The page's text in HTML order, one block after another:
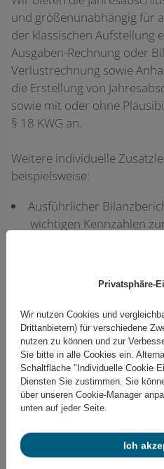
Privatsphäre-
Wir nutzen Cookies und
Drittanbietern) für verschiedene
nutzen zu können und zur
Sie bitte in alle Cookies ein.
Schaltfläche "Individuelle Cookie
Diensten Sie zustimmen. Sie
über unseren Cookie-Manager
unten auf jeder Seite.
Ich
und größenunabhängig für
der klassischen Aufstellung
Ausgaben-Rechnung oder
Verlustrechnung sowie
die Erstellung von
sowie mit oder ohne
§ 18 KWG an.
Weitere individuelle
beispielsweise:
Ausführlicher
wichtigen Kennzahlen
Vorstellung und
für
Teilnahme an
bieten wir gerne zusätzlich